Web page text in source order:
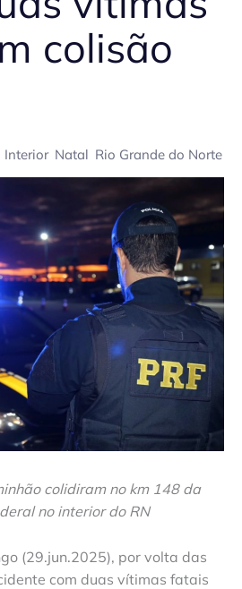
colisão
Interior Natal Rio Grande do Norte
colidiram no km 148 da
no interior do RN
(29.jun.2025), por volta das
com duas vítimas fatais